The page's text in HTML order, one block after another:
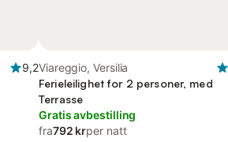
9,2Viareggio, Versilia
Ferieleilighet for 2 personer, med
Terrasse
Gratis avbestilling
fra792 krper natt